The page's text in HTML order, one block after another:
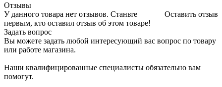
Отзывы
Оставить отзыв
У данного товара нет отзывов. Станьте
первым, кто оставил отзыв об этом товаре!
Задать вопрос
Вы можете задать любой интересующий вас вопрос по товару
или работе магазина.
Наши квалифицированные специалисты обязательно вам
помогут.